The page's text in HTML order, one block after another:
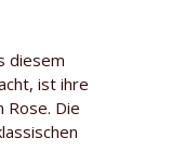
diesem
ist ihre
Rose. Die